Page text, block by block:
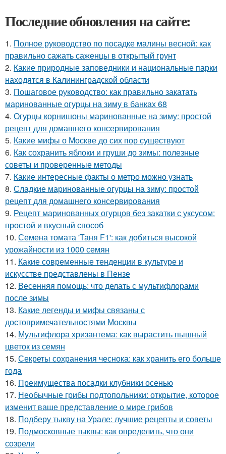
Последние обновления на сайте:
1. Полное руководство по посадке малины весной: как
правильно сажать саженцы в открытый грунт
2. Какие природные заповедники и национальные парки
находятся в Калининградской области
3. Пошаговое руководство: как правильно закатать
маринованные огурцы на зиму в банках 68
4. Огурцы корнишоны маринованные на зиму: простой
рецепт для домашнего консервирования
5. Какие мифы о Москве до сих пор существуют
6. Как сохранить яблоки и груши до зимы: полезные
советы и проверенные методы
7. Какие интересные факты о метро можно узнать
8. Сладкие маринованные огурцы на зиму: простой
рецепт для домашнего консервирования
9. Рецепт маринованных огурцов без закатки с уксусом:
простой и вкусный способ
10. Семена томата 'Таня F1': как добиться высокой
урожайности из 1000 семян
11. Какие современные тенденции в культуре и
искусстве представлены в Пензе
12. Весенняя помощь: что делать с мультифлорами
после зимы
13. Какие легенды и мифы связаны с
достопримечательностями Москвы
14. Мультифлора хризантема: как вырастить пышный
цветок из семян
15. Секреты сохранения чеснока: как хранить его больше
года
16. Преимущества посадки клубники осенью
17. Необычные грибы подтопольники: открытие, которое
изменит ваше представление о мире грибов
18. Подберу тыкву на Урале: лучшие рецепты и советы
19. Подмосковные тыквы: как определить, что они
созрели